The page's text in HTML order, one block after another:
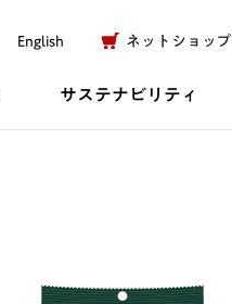
サステナビリティ
English ネットショップ